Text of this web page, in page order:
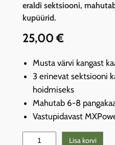
eraldi sektsiooni,
kupüürid.
25,00€
Musta värvi kangast
3 erinevat sektsiooni
hoidmiseks
Mahutab 6-8
Vastupidavast
Lisa korvi